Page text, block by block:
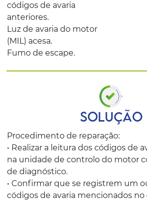
códigos de avaria
anteriores.
Luz de avaria do motor
(MIL) acesa.
Fumo de escape.
SOLUÇÃO
Procedimento de reparação:
• Realizar a leitura dos códigos de
na unidade de controlo do motor
de diagnóstico.
• Confirmar que se registrem um
códigos de avaria mencionados